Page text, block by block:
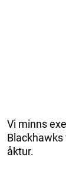
Vi minns
åktur.